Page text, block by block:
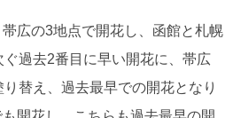
広の3地点で開花し、函館と札幌
過去2番目に早い開花に、帯広
替え、過去最早での開花となり